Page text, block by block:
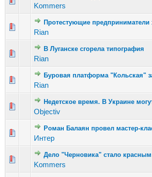
Kommers
Протестующие предприниматели
Rian
В Луганске сгорела типография
Rian
Буровая платформа "Кольская"
Rian
Недетское время. В Украине
Objectiv
Роман Балаян провел мастер-
Интер
Дело "Черновика" стало красным
Kommers